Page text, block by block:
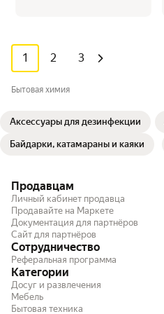
1 2 3
Бытовая химия
Аксессуары для дезинфекции
Байдарки, катамараны и каяки
Продавцам
Личный кабинет продавца
Продавайте на Маркете
Документация для партнёров
Сайт для партнёров
Сотрудничество
Реферальная программа
Категории
Досуг и развлечения
Мебель
Бытовая техника